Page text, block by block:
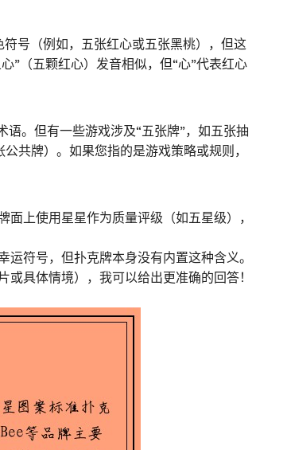
号（例如，五张红心或五张黑桃），但这
”（五颗红心）发音相似，但“心”代表红心
。但有一些游戏涉及“五张牌”，如五张抽
共牌）。如果您指的是游戏策略或规则，
面上使用星星作为质量评级（如五星级），
运符号，但扑克牌本身没有内置这种含义。
具体情境），我可以给出更准确的回答！